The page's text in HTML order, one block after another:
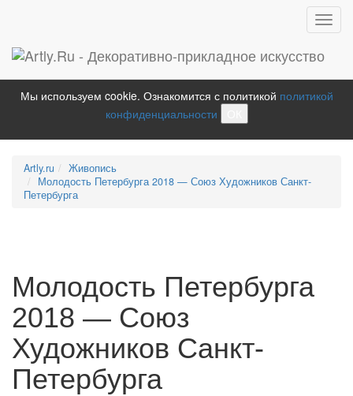
Мы используем cookie. Ознакомится с политикой политикой
конфиденциальности
Artly.ru
Живопись
Молодость Петербурга 2018 — Союз Художников Санкт-
Петербурга
Молодость Петербурга
2018 — Союз
Художников Санкт-
Петербурга